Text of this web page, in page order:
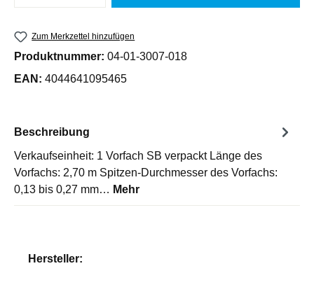
Zum Merkzettel hinzufügen
Produktnummer: 04-01-3007-018
EAN: 4044641095465
Beschreibung
Verkaufseinheit: 1 Vorfach SB verpackt Länge des
Vorfachs: 2,70 m Spitzen-Durchmesser des Vorfachs:
0,13 bis 0,27 mm… Mehr
Hersteller: